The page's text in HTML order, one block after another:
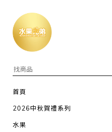
首頁
2026中秋賀禮系列
水果